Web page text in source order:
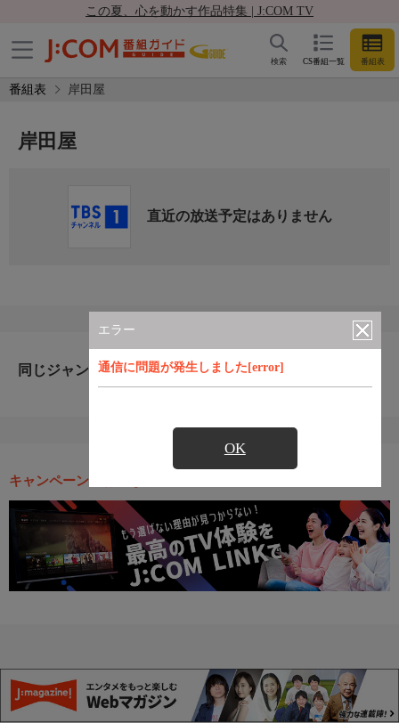
この夏、心を動かす作品特集 | J:COM TV
CS番組一覧 番組表
検索
番組表 岸田屋
エラー
通信に問題が発生しました[error]
OK
岸田屋
直近の放送予定はありません
同じジャンルのおすすめ番組
キャンペーン・お得な情報